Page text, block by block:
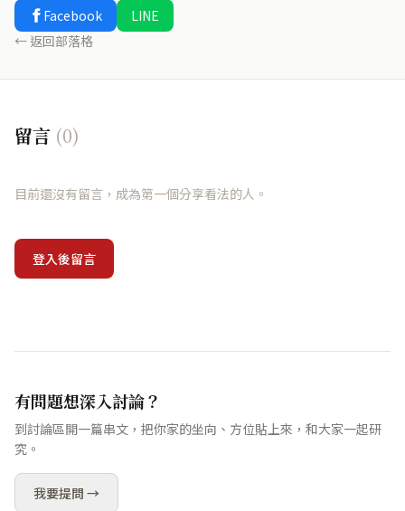
Facebook
LINE
← 返回部落格
留言 (0)
目前還沒有留言，成為第一個分享看法的人。
登入後留言
有問題想深入討論？
到討論區開一篇串文，把你家的坐向、方位貼上來，和大家一起研
究。
我要提問 →